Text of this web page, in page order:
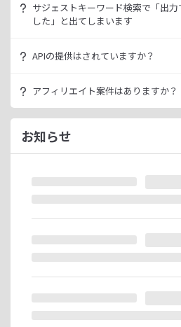
ただ、有料プランを利用することで
上させることができます。
ラッコID（メールアドレスのみ30
ことで制限が緩和されます。（※制
ご登録済みで制限に到達された場合
サジェストキーワード検索で「出
した」と出てしまいます
ッコキーワードでも出力することが
サジェスト情報を出さない仕様にな
今後はサジェスト以外のキーワー
て提供してまいりますので、そちら
ございます。
APIの提供はされていますか？
詳細は ラッコキーワードAPIドキュ
い。
アフィリエイト案件はありますか？
ラッコIDアフィリエイトにて、「
ィリエイト案件をお取り扱いいたし
無料のユーザー登録、利用開始（初
ラッコIDアフィリエイトは、「ユ
お知らせ